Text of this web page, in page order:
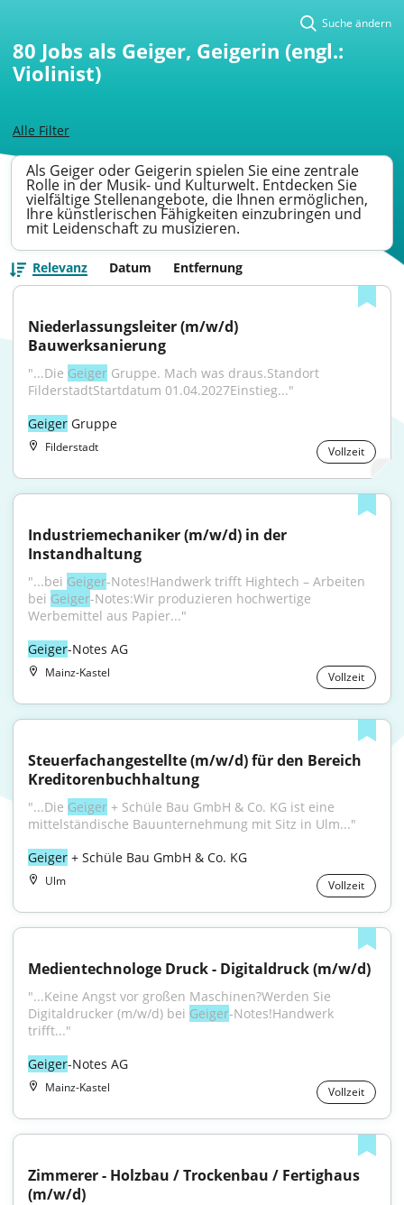
Alle Filter
Suche ändern
80 Jobs als Geiger, Geigerin (engl.:
Violinist)
Als Geiger oder Geigerin spielen Sie eine zentrale
Rolle in der Musik- und Kulturwelt. Entdecken Sie
vielfältige Stellenangebote, die Ihnen ermöglichen,
Ihre künstlerischen Fähigkeiten einzubringen und
mit Leidenschaft zu musizieren.
Relevanz Datum Entfernung
Niederlassungsleiter (m/w/d)
Bauwerksanierung
"...Die Geiger Gruppe. Mach was draus.Standort
FilderstadtStartdatum 01.04.2027Einstieg..."
Geiger Gruppe
Filderstadt Vollzeit
Industriemechaniker (m/w/d) in der
Instandhaltung
"...bei Geiger-Notes!Handwerk trifft Hightech – Arbeiten
bei Geiger-Notes:Wir produzieren hochwertige
Werbemittel aus Papier..."
Geiger-Notes AG
Mainz-Kastel Vollzeit
Steuerfachangestellte (m/w/d) für den Bereich
Kreditorenbuchhaltung
"...Die Geiger + Schüle Bau GmbH & Co. KG ist eine
mittelständische Bauunternehmung mit Sitz in Ulm..."
Geiger + Schüle Bau GmbH & Co. KG
Ulm Vollzeit
Medientechnologe Druck - Digitaldruck (m/w/d)
"...Keine Angst vor großen Maschinen?Werden Sie
Digitaldrucker (m/w/d) bei Geiger-Notes!Handwerk
trifft..."
Geiger-Notes AG
Mainz-Kastel Vollzeit
Zimmerer - Holzbau / Trockenbau / Fertighaus
(m/w/d)